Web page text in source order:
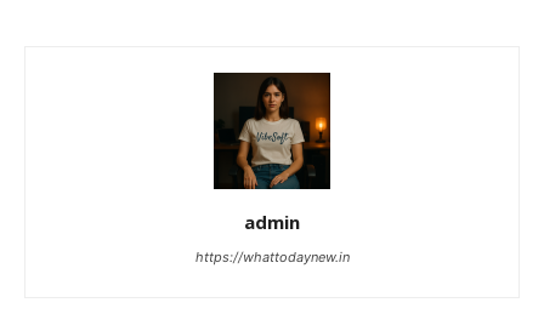
admin
https://whattodaynew.in